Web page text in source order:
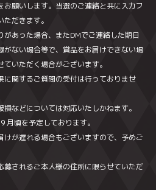
お願いします。当選のご連絡と共に入力フ
だきます。
があった場合、またDMでご連絡した期日
がない場合等で、賞品をお届けできない場
いただく場合がございます。
に関するご質問の受付は行っておりませ
損などについては対応いたしかねます。
月頃を予定しております。
けが遅れる場合もございますので、予めご
募されるご本人様の住所に限らせていただ